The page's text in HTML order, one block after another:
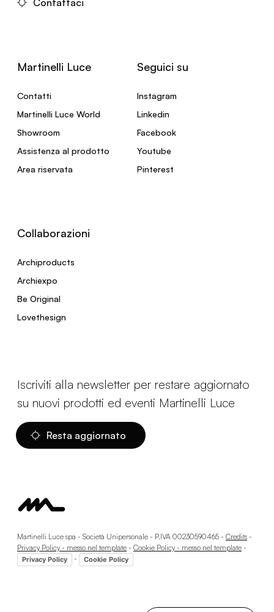
Martinelli Luce
Contatti
Martinelli Luce World
Showroom
Assistenza al prodotto
Area riservata
Seguici su
Instagram
Linkedin
Facebook
Youtube
Pinterest
Collaborazioni
Archiproducts
Archiexpo
Be Original
Lovethesign
Iscriviti alla newsletter per restare aggiornato
su nuovi prodotti ed eventi Martinelli Luce
Resta aggiornato
Martinelli Luce spa - Società Unipersonale - P.IVA 00230590465 - Credits -
Privacy Policy - messo nel template - Cookie Policy - messo nel template -
Privacy Policy - Cookie Policy